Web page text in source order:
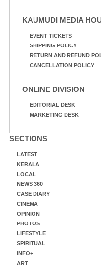
KAUMUDI MEDIA
EVENT TICKETS
SHIPPING POLICY
RETURN AND REFUND
CANCELLATION POLICY
ONLINE DIVISION
EDITORIAL DESK
MARKETING DESK
SECTIONS
LATEST
KERALA
LOCAL
NEWS 360
CASE DIARY
CINEMA
OPINION
PHOTOS
LIFESTYLE
SPIRITUAL
INFO+
ART